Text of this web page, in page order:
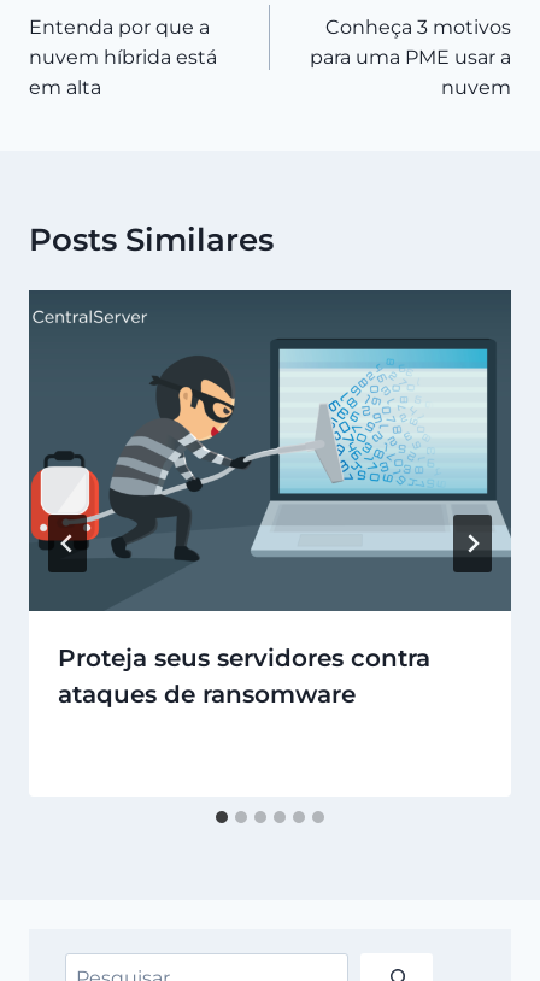
de
Post
Entenda por que a
nuvem híbrida está
em alta
Conheça 3 motivos
para uma PME usar a
nuvem
Posts Similares
Proteja seus servidores contra
ataques de ransomware
Pesquisar